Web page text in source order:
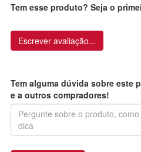
Tem esse produto? Seja o
Escrever avaliação...
Tem alguma dúvida sobre este
e a outros compradores!